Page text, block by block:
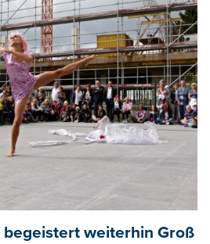
begeistert weiterhin Groß